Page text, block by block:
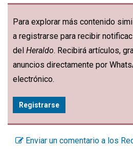
Para explorar más contenido
a registrarse para recibir
del Heraldo. Recibirá artículos,
anuncios directamente por
electrónico.
Registrarse
Enviar un comentario a los